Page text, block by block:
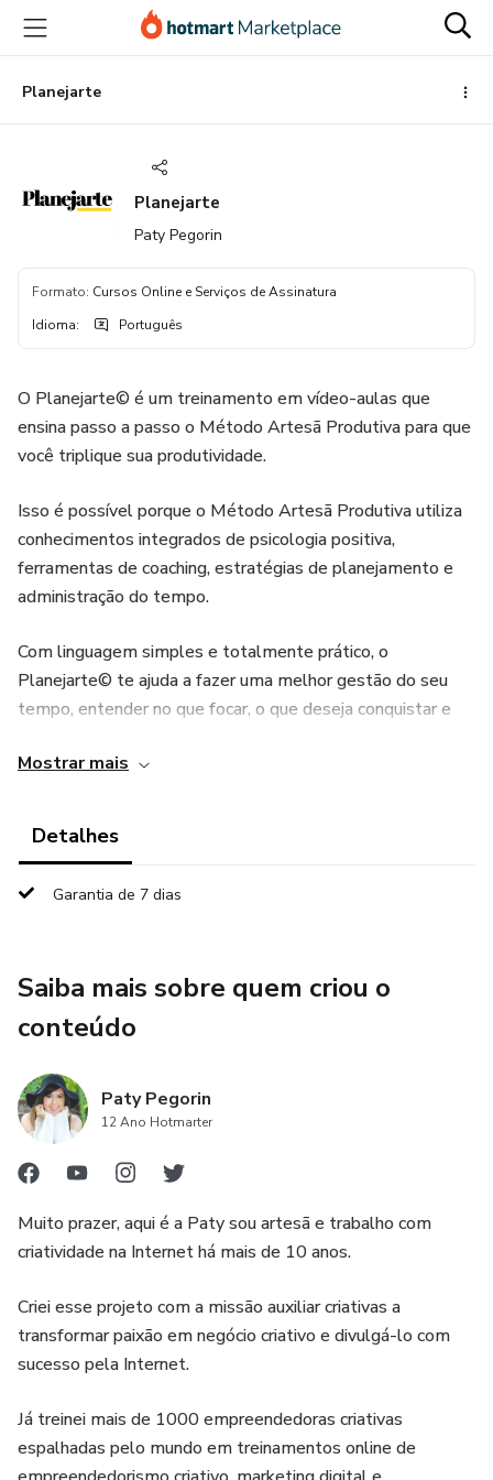
para
conteúdo
principal
para
pagamento
para
rodapé
Planejarte
Planejarte
Paty Pegorin
Formato: Cursos Online e Serviços de Assinatura
Idioma: Português
O Planejarte© é um treinamento em vídeo-aulas que
ensina passo a passo o Método Artesã Produtiva para que
você triplique sua produtividade.
Isso é possível porque o Método Artesã Produtiva utiliza
conhecimentos integrados de psicologia positiva,
ferramentas de coaching, estratégias de planejamento e
administração do tempo.
Com linguagem simples e totalmente prático, o
Planejarte© te ajuda a fazer uma melhor gestão do seu
tempo, entender no que focar, o que deseja conquistar e
lá.
gente.
Mostrar mais
Detalhes
Garantia de 7 dias
Saiba mais sobre quem criou o
conteúdo
Paty Pegorin
12 Ano Hotmarter
Muito prazer, aqui é a Paty sou artesã e trabalho com
criatividade na Internet há mais de 10 anos.
Criei esse projeto com a missão auxiliar criativas a
transformar paixão em negócio criativo e divulgá-lo com
sucesso pela Internet.
Já treinei mais de 1000 empreendedoras criativas
espalhadas pelo mundo em treinamentos online de